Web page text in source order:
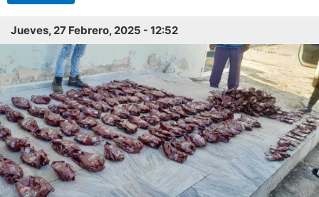
Jueves, 27 Febrero, 2025 - 12:52